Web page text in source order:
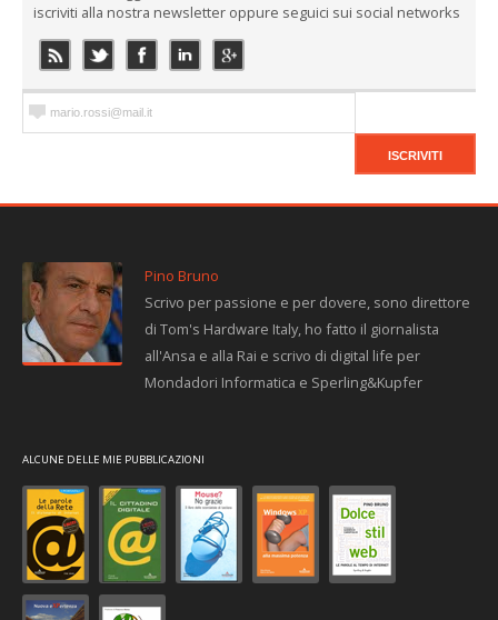
iscriviti alla nostra newsletter oppure seguici sui social networks
Pino Bruno
Scrivo per passione e per dovere, sono direttore
di Tom's Hardware Italy, ho fatto il giornalista
all'Ansa e alla Rai e scrivo di digital life per
Mondadori Informatica e Sperling&Kupfer
ALCUNE DELLE MIE PUBBLICAZIONI